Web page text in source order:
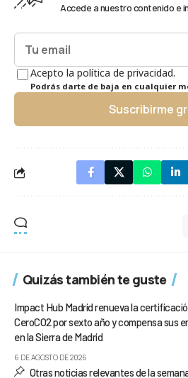
Accede a nuestro contenido e
Acepto la política de privacidad.
Podrás darte de baja en cualquier
Suscribirme
Quizás también te guste
Impact Hub Madrid renueva la
CeroCO2 por sexto año y compensa sus
en la Sierra de Madrid
6 DE AGOSTO DE 2026
Otras noticias relevantes de la